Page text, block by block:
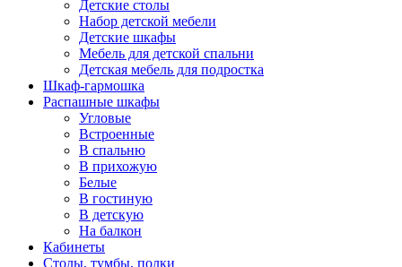
Детские столы
Набор детской мебели
Детские шкафы
Мебель для детской спальни
Детская мебель для подростка
Шкаф-гармошка
Распашные шкафы
Угловые
Встроенные
В спальню
В прихожую
Белые
В гостиную
В детскую
На балкон
Кабинеты
Столы, тумбы, полки